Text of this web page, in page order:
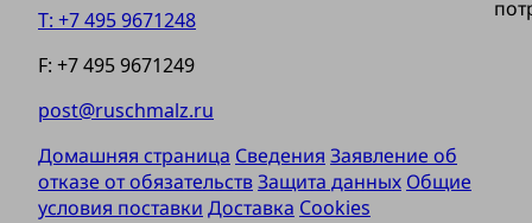
T: +7 495 9671248
F: +7 495 9671249
post@ruschmalz.ru
Домашняя страница Сведения Заявление об
отказе от обязательствЗащита данных Общие
условия поставки Доставка Cookies